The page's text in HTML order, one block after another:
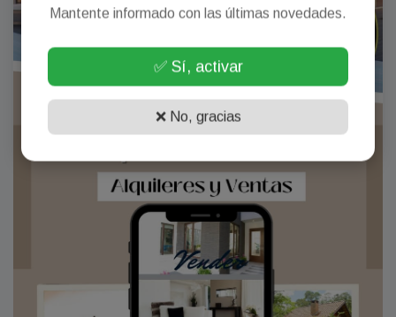
Mantente informado con las últimas novedades.
✅ Sí, activar
❌ No, gracias